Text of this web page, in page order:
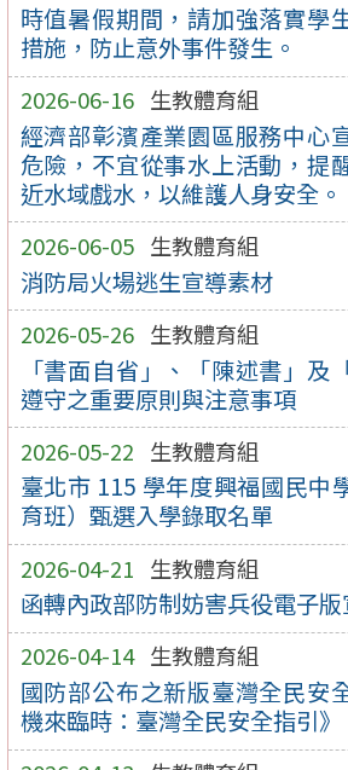
時值暑假期間，請加強落實學
措施，防止意外事件發生。
2026-06-16 生教體育組
經濟部彰濱產業園區服務中心
危險，不宜從事水上活動，提
近水域戲水，以維護人身安全。
2026-06-05 生教體育組
消防局火場逃生宣導素材
2026-05-26 生教體育組
「書面自省」、「陳述書」及
遵守之重要原則與注意事項
2026-05-22 生教體育組
臺北市 115 學年度興福國民中
育班）甄選入學錄取名單
2026-04-21 生教體育組
函轉內政部防制妨害兵役電子
2026-04-14 生教體育組
國防部公布之新版臺灣全民安
機來臨時：臺灣全民安全指引》